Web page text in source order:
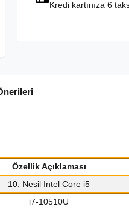
Kredi kartınıza 6
Özellik Açıklaması
10. Nesil Intel Core i5
i7-10510U